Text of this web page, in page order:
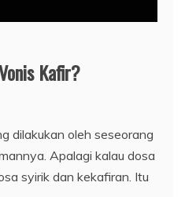
Kafir?
dilakukan oleh seseorang
Apalagi kalau dosa
syirik dan kekafiran. Itu